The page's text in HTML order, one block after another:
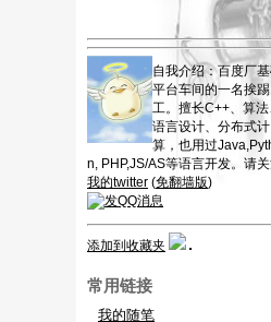
自我介绍：百度厂
平台车间的一名挨
工。擅长C++、算法
语言设计、分布式计
算，也用过
n, PHP,JS/AS等语言开发。请
我的twitter (免翻墙版)
添加到收藏夹
常用链接
我的随笔